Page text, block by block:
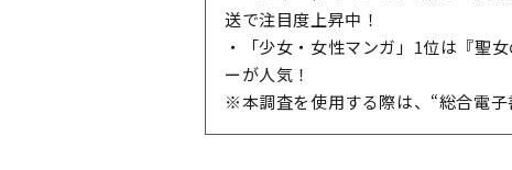
送で注目度上昇中！
・「少女・女性マンガ」1位は『聖
ーが人気！
※本調査を使用する際は、“総合電子